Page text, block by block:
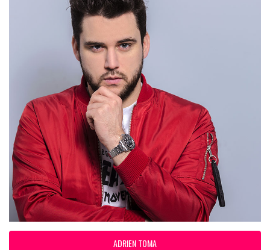
ADRIEN TOMA